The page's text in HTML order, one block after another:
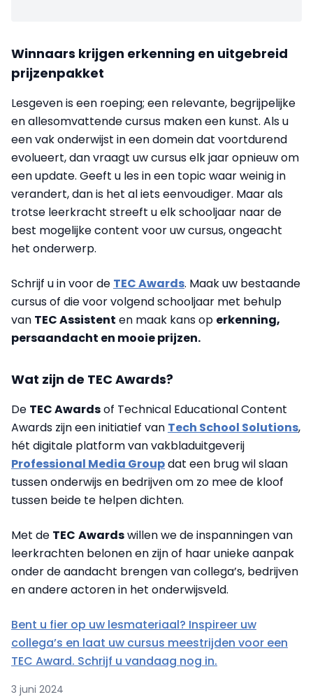
Winnaars krijgen erkenning en uitgebreid
prijzenpakket
Lesgeven is een roeping; een relevante, begrijpelijke
en allesomvattende cursus maken een kunst. Als u
een vak onderwijst in een domein dat voortdurend
evolueert, dan vraagt uw cursus elk jaar opnieuw om
een update. Geeft u les in een topic waar weinig in
verandert, dan is het al iets eenvoudiger. Maar als
trotse leerkracht streeft u elk schooljaar naar de
best mogelijke content voor uw cursus, ongeacht
het onderwerp.
Schrijf u in voor de TEC Awards. Maak uw bestaande
cursus of die voor volgend schooljaar met behulp
van TEC Assistent en maak kans op erkenning,
persaandacht en mooie prijzen.
Wat zijn de TEC Awards?
De TEC Awardsof Technical Educational Content
Awards zijn een initiatief van Tech School Solutions,
hét digitale platform van vakbladuitgeverij
Professional Media Groupdat een brug wil slaan
tussen onderwijs en bedrijven om zo mee de kloof
tussen beide te helpen dichten.
Met de TEC Awardswillen we de inspanningen van
leerkrachten belonen en zijn of haar unieke aanpak
onder de aandacht brengen van collega’s, bedrijven
en andere actoren in het onderwijsveld.
Bent u fier op uw lesmateriaal? Inspireer uw
collega’s en laat uw cursus meestrijden voor een
TEC Award. Schrijf u vandaag nog in.
3 juni 2024